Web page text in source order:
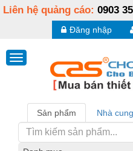
Liên hệ quảng cáo: 0903
Đăng nhập
Sản phẩm Nhà